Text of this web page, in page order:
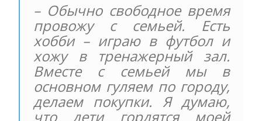
– Обычно свободное время
провожу с семьей. Есть
хобби – играю в футбол и
хожу в тренажерный зал.
Вместе с семьей мы в
основном гуляем по городу,
делаем покупки. Я думаю,
что дети гордятся моей